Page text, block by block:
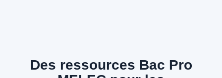
Des ressources Bac Pro